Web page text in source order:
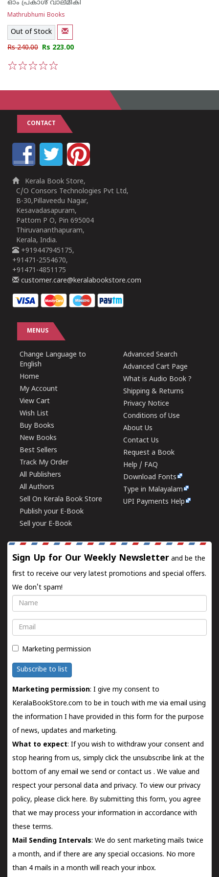
ഓം പ്രകാശ് വാല്മീകി
Mathrubhumi Books
Out of Stock
Rs 240.00 Rs 223.00
CONTACT
Kerala Book Store,
C/O Consors Technologies Pvt Ltd,
B-30,Pillaveedu Nagar,
Kesavadasapuram,
Pattom P O, Pin 695004
Thiruvananthapuram,
Kerala, India.
+919447945175,
+91471-2554670,
+91471-4851175
customer.care@keralabookstore.com
MENUS
Change Language to
English
Home
My Account
View Cart
Wish List
Buy Books
New Books
Best Sellers
Track My Order
All Publishers
All Authors
Sell On Kerala Book Store
Publish your E-Book
Sell your E-Book
Advanced Search
Advanced Cart Page
What is Audio Book ?
Shipping & Returns
Privacy Notice
Conditions of Use
About Us
Contact Us
Request a Book
Help / FAQ
Download Fonts
Type in Malayalam
UPI Payments Help
Sign Up for Our Weekly Newsletter and be the
first to receive our very latest promotions and special offers.
We don't spam!
Name
Email
Marketing permission
Subscribe to list
Marketing permission: I give my consent to
KeralaBookStore.com to be in touch with me via email using
the information I have provided in this form for the purpose
of news, updates and marketing.
What to expect: If you wish to withdraw your consent and
stop hearing from us, simply click the unsubscribe link at the
bottom of any email we send orcontact us . We value and
respect your personal data and privacy. To view our privacy
policy, please click here. By submitting this form, you agree
that we may process your information in accordance with
these terms.
Mail Sending Intervals: We do sent marketing mails twice
a month, and if there are any special occasions. No more
than 4 mails in a month will reach your inbox.